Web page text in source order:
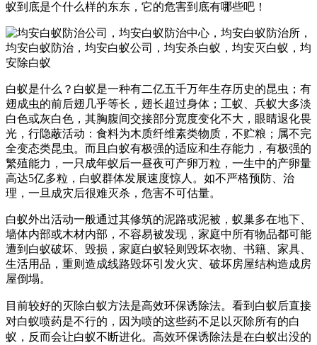
蚁到底是个什么样的东东，它的危害到底有哪些吧！
白蚁是什么？白蚁是一种有二亿五千万年生存历史的昆虫；有
翅成虫的前后翅几乎等长，翅长超过身体；工蚁、兵蚁大多淡
白色或灰白色，其胸腹间交接部分宽度变化不大，眼睛退化畏
光，行隐蔽活动：食料为木质纤维素类物质，不贮粮；属不完
全变态类昆虫。而且白蚁有极强的适应和生存能力，有极强的
繁殖能力，一只成年蚁后一昼夜可产卵万粒，一生中的产卵量
高达5亿多粒，白蚁群体发展速度惊人。如不严格预防、治
理，一旦成灾后很难灭杀，危害不可估量。
白蚁外出活动一般通过其修筑的泥路或泥被，蚁巢多在地下、
墙体内部或木材内部，不容易被发现，家庭中所有物品都可能
遭到白蚁破坏、毁损，家庭白蚁轻则毁坏衣物、书籍、家具、
生活用品，重则造成线路毁坏引发火灾、破坏房屋结构造成房
屋倒塌。
目前较好的灭除白蚁方法是高效环保诱除法。看到白蚁后直接
对白蚁喷药是不行的，因为喷的这些药不足以灭除所有的白
蚁，反而会让白蚁不断进化。高效环保诱除法是在白蚁出没的